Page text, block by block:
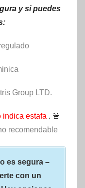
y si puedes
Group LTD.
indica estafa . 🚨
recomendable
es segura –
con un